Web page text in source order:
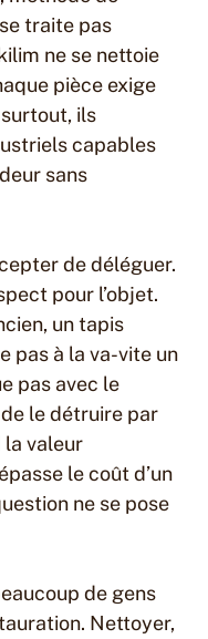
traite pas
ne se nettoie
pièce exige
ils
capables
sans
de déléguer.
pour l’objet.
un tapis
pas à la va-vite un
pas avec le
le détruire par
la valeur
le coût d’un
ne se pose
de gens
Nettoyer,